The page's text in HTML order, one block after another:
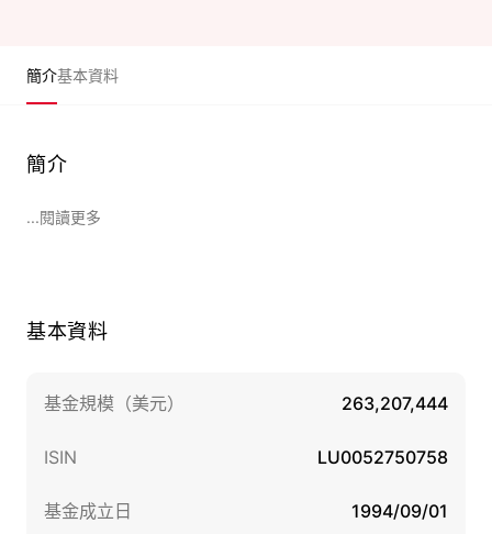
簡介基本資料
簡介
...閱讀更多
基本資料
基金規模（美元） 263,207,444
ISIN LU0052750758
基金成立日 1994/09/01